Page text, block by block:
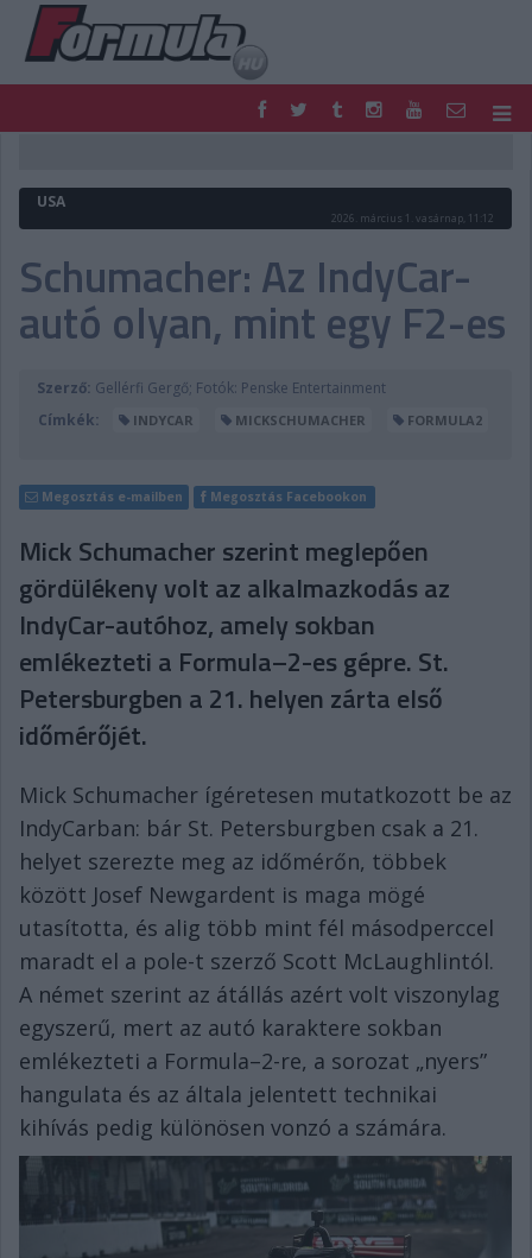
FORMULA
MOTOR
PODCAST
SHOP
TIPPJÁTÉK
DIGITÁLIS MAGAZIN
PONTÁLLÁSOK
USA
2026. március 1. vasárnap, 11:12
Schumacher: Az IndyCar-
autó olyan, mint egy F2-es
Szerző: Gellérfi Gergő; Fotók: Penske Entertainment
Címkék:
INDYCAR MICKSCHUMACHER FORMULA2
Megosztás e-mailben Megosztás Facebookon
Mick Schumacher szerint meglepően
gördülékeny volt az alkalmazkodás az
IndyCar-autóhoz, amely sokban
emlékezteti a Formula–2-es gépre. St.
Petersburgben a 21. helyen zárta első
időmérőjét.
Mick Schumacher ígéretesen mutatkozott be az
IndyCarban: bár St. Petersburgben csak a 21.
helyet szerezte meg az időmérőn, többek
között Josef Newgardent is maga mögé
utasította, és alig több mint fél másodperccel
maradt el a pole-t szerző Scott McLaughlintól.
A német szerint az átállás azért volt viszonylag
egyszerű, mert az autó karaktere sokban
emlékezteti a Formula–2-re, a sorozat „nyers”
hangulata és az általa jelentett technikai
kihívás pedig különösen vonzó a számára.